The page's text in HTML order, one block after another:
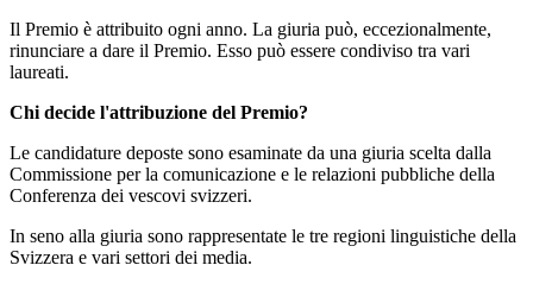
Il Premio è attribuito ogni anno. La giuria può, eccezionalmente,
rinunciare a dare il Premio. Esso può essere condiviso tra vari
laureati.
Chi decide l'attribuzione del Premio?
Le candidature deposte sono esaminate da una giuria scelta dalla
Commissione per la comunicazione e le relazioni pubbliche della
Conferenza dei vescovi svizzeri.
In seno alla giuria sono rappresentate le tre regioni linguistiche della
Svizzera e vari settori dei media.